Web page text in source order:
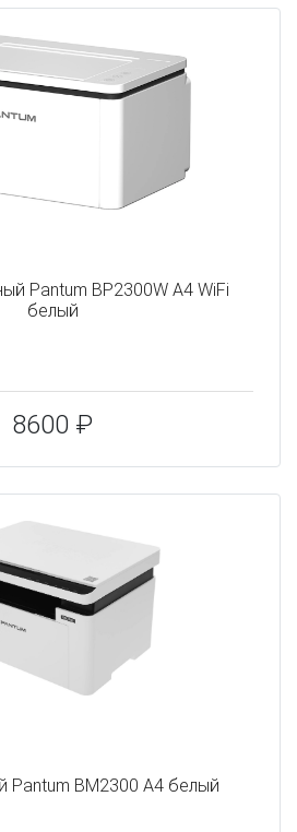
Pantum BP2300W A4 WiFi
белый
8600 ₽
BM2300 A4 белый